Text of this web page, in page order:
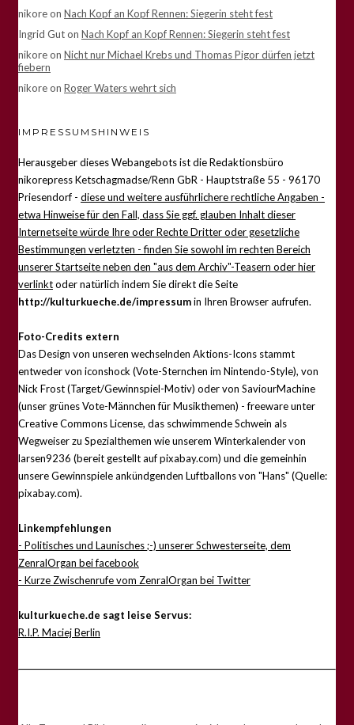
nikoreon Nach Kopf an Kopf Rennen: Siegerin steht fest
Ingrid Guton Nach Kopf an Kopf Rennen: Siegerin steht fest
nikoreon Nicht nur Michael Krebs und Thomas Pigor dürfen jetzt
fiebern
nikoreon Roger Waters wehrt sich
IMPRESSUMSHINWEIS
Herausgeber dieses Webangebots ist die Redaktionsbüro
nikorepress Ketschagmadse/Renn GbR - Hauptstraße 55 - 96170
Priesendorf - diese und weitere ausführlichere rechtliche Angaben -
etwa Hinweise für den Fall, dass Sie ggf. glauben Inhalt dieser
Internetseite würde Ihre oder Rechte Dritter oder gesetzliche
Bestimmungen verletzten - finden Sie sowohl im rechten Bereich
unserer Startseite neben den "aus dem Archiv"-Teasern oder hier
verlinktoder natürlich indem Sie direkt die Seite
http://kulturkueche.de/impressumin Ihren Browser aufrufen.
Foto-Credits extern
Das Design von unseren wechselnden Aktions-Icons stammt
entweder von iconshock (Vote-Sternchen im Nintendo-Style), von
Nick Frost (Target/Gewinnspiel-Motiv) oder von SaviourMachine
(unser grünes Vote-Männchen für Musikthemen) - freeware unter
Creative Commons License, das schwimmende Schwein als
Wegweiser zu Spezialthemen wie unserem Winterkalender von
larsen9236 (bereit gestellt auf pixabay.com) und die gemeinhin
unsere Gewinnspiele ankündgenden Luftballons von "Hans" (Quelle:
pixabay.com).
Linkempfehlungen
- Politisches und Launisches ;-) unserer Schwesterseite, dem
ZenralOrgan bei facebook
- Kurze Zwischenrufe vom ZenralOrgan bei Twitter
kulturkueche.de sagt leise Servus:
R.I.P. Maciej Berlin